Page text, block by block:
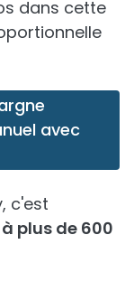
dans cette
avec
c'est
plus de 600